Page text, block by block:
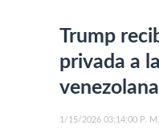
Trump
privada a
1/15/2026 03:14:00 P. M.